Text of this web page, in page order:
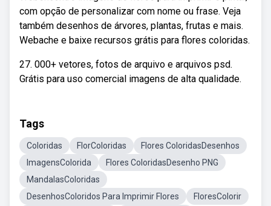
com opção de personalizar com nome ou frase. Veja
também desenhos de árvores, plantas, frutas e mais.
Webache e baixe recursos grátis para flores coloridas.
27. 000+ vetores, fotos de arquivo e arquivos psd.
Grátis para uso comercial imagens de alta qualidade.
Tags
Coloridas FlorColoridas
Flores ColoridasDesenhos
ImagensColorida
Flores ColoridasDesenho PNG
MandalasColoridas
DesenhosColoridos Para Imprimir Flores
FloresColorir